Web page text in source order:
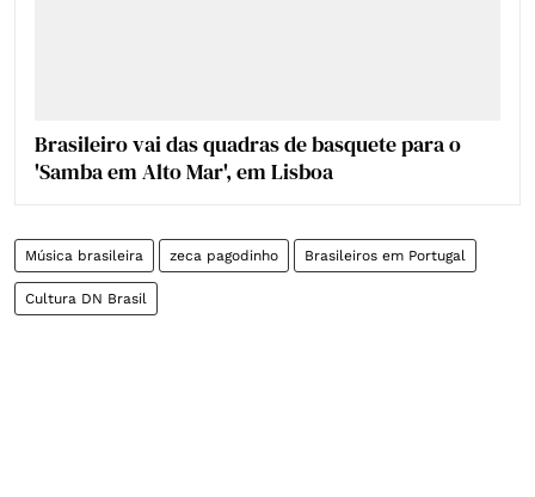
Brasileiro vai das quadras de basquete para o
'Samba em Alto Mar', em Lisboa
Música brasileira zeca pagodinho Brasileiros em Portugal
Cultura DN Brasil